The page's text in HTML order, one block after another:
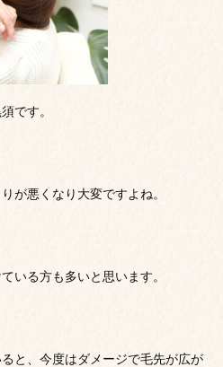
です。
が悪くなり大変ですよね。
いる方も多いと思います。
と、今度はダメージで毛先が広が